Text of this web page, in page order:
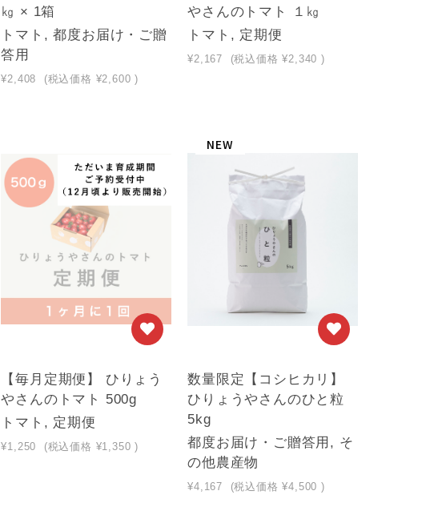
㎏ × 1箱
トマト, 都度お届け・ご贈
答用
¥2,408 (税込価格 ¥2,600 )
やさんのトマト １㎏
トマト, 定期便
¥2,167 (税込価格 ¥2,340 )
【毎月定期便】 ひりょう
やさんのトマト 500g
トマト, 定期便
¥1,250 (税込価格 ¥1,350 )
NEW
数量限定【コシヒカリ】
ひりょうやさんのひと粒
5kg
都度お届け・ご贈答用, そ
の他農産物
¥4,167 (税込価格 ¥4,500 )